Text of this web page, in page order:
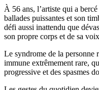
À 56 ans, l’artiste qui a
ballades puissantes et son
défi aussi inattendu que
son propre corps et de sa
Le syndrome de la personne
immune extrêmement rare,
progressive et des spasmes